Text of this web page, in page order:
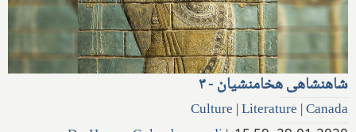
شاهنشاهی هخامنشیان - ۳
Culture |Literature |Canada